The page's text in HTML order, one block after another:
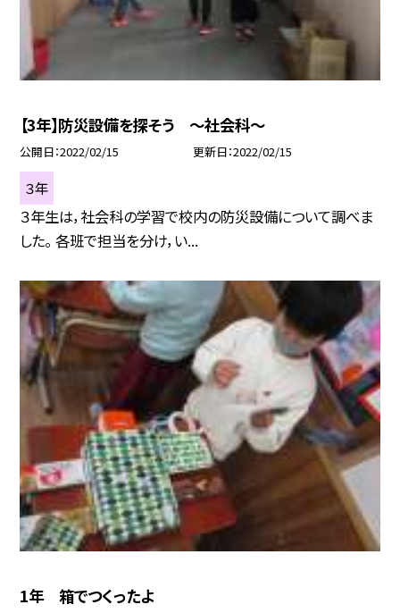
【3年】防災設備を探そう 〜社会科〜
公開日 2022/02/15 更新日 2022/02/15
３年
３年生は，社会科の学習で校内の防災設備について調べま
した。 各班で担当を分け，い...
1年 箱でつくったよ